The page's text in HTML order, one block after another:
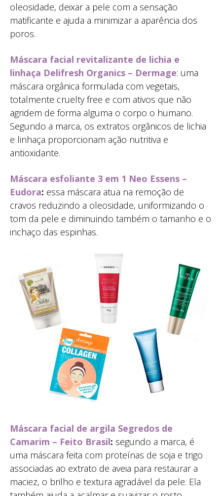
oleosidade, deixar a pele com a sensação
matificante e ajuda a minimizar a aparência dos
poros.
Máscara facial revitalizante de lichia e
linhaça Delifresh Organics – Dermage: uma
máscara orgânica formulada com vegetais,
totalmente cruelty free e com ativos que não
agridem de forma alguma o corpo o humano.
Segundo a marca, os extratos orgânicos de lichia
e linhaça proporcionam ação nutritiva e
antioxidante.
Máscara esfoliante 3 em 1 Neo Essens –
Eudora: essa máscara atua na remoção de
cravos reduzindo a oleosidade, uniformizando o
tom da pele e diminuindo também o tamanho e o
inchaço das espinhas.
Máscara facial de argila Segredos de
Camarim – Feito Brasil: segundo a marca, é
uma máscara feita com proteínas de soja e trigo
associadas ao extrato de aveia para restaurar a
maciez, o brilho e textura agradável da pele. Ela